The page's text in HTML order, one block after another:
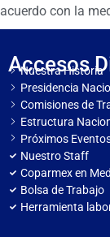
acuerdo con la
Accesos
Nuestra Historia
Presidencia
Comisiones de
Estructura
Próximos
Nuestro Staff
Coparmex en
Bolsa de Trabajo
Herramienta